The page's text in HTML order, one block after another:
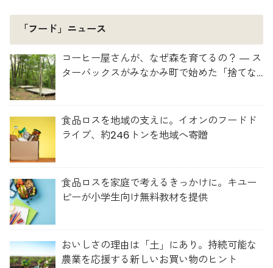
「フード」ニュース
コーヒー屋さんが、なぜ森を育てるの？ ― ス
ターバックスがみなかみ町で始めた「捨てな
食品ロスを地域の支えに。イオンのフードド
ライブ、約246トンを地域へ寄贈
食品ロスを家庭で考えるきっかけに。キユー
ピーが小学生向け無料教材を提供
おいしさの理由は「土」にあり。持続可能な
農業を応援する新しいお買い物のヒント